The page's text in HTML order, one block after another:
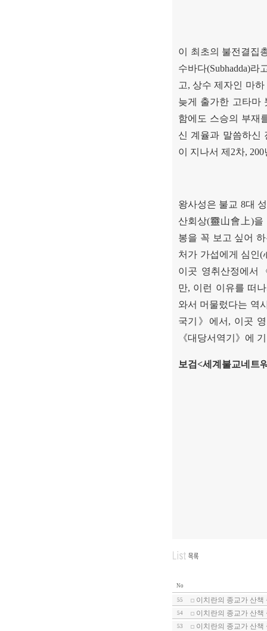
이 최초의 불전결집
수바다(Subhadda)라
고, 상수 제자인 마
늦게 출가한 고타마
함에도 스승의 부재
신 계율과 말씀하신
이 지나서 제 2차, 200
왕사성은 불교 8대
산회상(靈山會上)을
봉을 꼭 보고 싶어
처가 가섭에게 심인(
이곳 영취산정에서
만, 이런 이유를 떠
와서 머물렀다는 역
국기 》 에서 , 이곳
《대당서역기 》 에
보검<세계불교네트
No
55 이치란의 종교가 산
54 이치란의 종교가 산
53 이치란의 종교가 산